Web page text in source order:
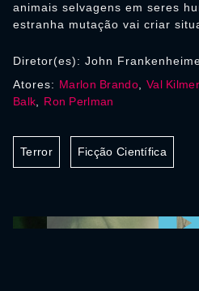
animais selvagens em seres
estranha mutação vai criar
Diretor(es): John
Atores: Marlon Brando, Val Kilmer
Balk
Ron Perlman
Terror Ficção Científica